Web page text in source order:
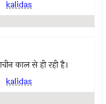
kalidas
काल से ही रही है।
kalidas